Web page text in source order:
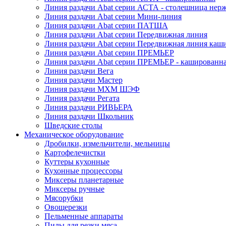
Линия раздачи Abat серии АСТА - столешница
Линия раздачи Abat серии Мини-линия
Линия раздачи Abat серии ПАТША
Линия раздачи Abat серии Передвижная линия
Линия раздачи Abat серии Передвижная линия
Линия раздачи Abat серии ПРЕМЬЕР
Линия раздачи Abat серии ПРЕМЬЕР -
Линия раздачи Вега
Линия раздачи Мастер
Линия раздачи МХМ ШЭФ
Линия раздачи Регата
Линия раздачи РИВЬЕРА
Линия раздачи Школьник
Шведские столы
Механическое оборудование
Дробилки, измельчители, мельницы
Картофелечистки
Куттеры кухонные
Кухонные процессоры
Миксеры планетарные
Миксеры ручные
Мясорубки
Овощерезки
Пельменные аппараты